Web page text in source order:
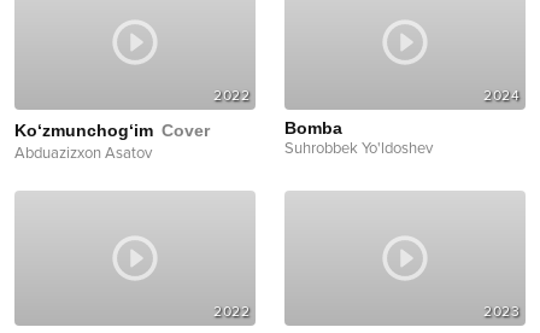
2022
Ko‘zmunchog‘im Cover
Abduazizxon Asatov
2024
Bomba
Suhrobbek Yo'ldoshev
2022 2023